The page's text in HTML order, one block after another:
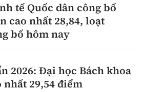
tế Quốc dân công bố
cao nhất 28,84, loạt
bố hôm nay
2026: Đại học Bách khoa
nhất 29,54 điểm